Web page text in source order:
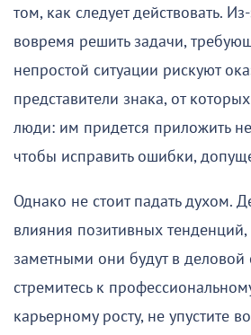
том, как следует действовать.
вовремя решить задачи,
непростой ситуации рискуют
представители знака, от
люди: им придется приложить
чтобы исправить ошибки,
Однако не стоит падать духом.
влияния позитивных
заметными они будут в деловой
стремитесь к
карьерному росту, не упустите